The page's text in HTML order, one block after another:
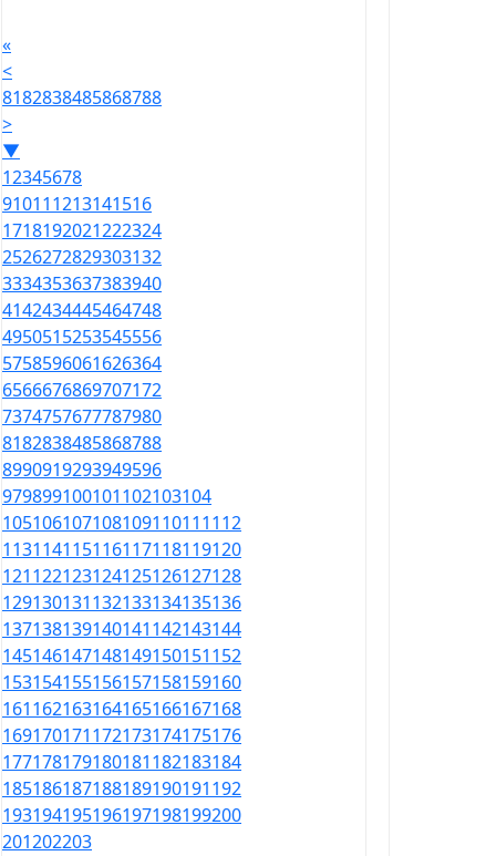
«
<
8182838485868788
>
▼
12345678
910111213141516
1718192021222324
2526272829303132
3334353637383940
4142434445464748
4950515253545556
5758596061626364
6566676869707172
7374757677787980
8182838485868788
8990919293949596
979899100101102103104
105106107108109110111112
113114115116117118119120
121122123124125126127128
129130131132133134135136
137138139140141142143144
145146147148149150151152
153154155156157158159160
161162163164165166167168
169170171172173174175176
177178179180181182183184
185186187188189190191192
193194195196197198199200
201202203